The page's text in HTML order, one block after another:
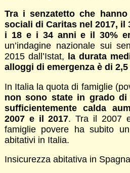
Tra i senzatetto che
sociali di Caritas nel 2017, il
i 18 e i 34 anni e il 30%
un’indagine nazionale sui
2015 dall’Istat,
la durata
alloggi di emergenza è di 2,5
In Italia la quota di famiglie
non sono state in grado di
sufficientemente calda
2007 e il 2017. Tra il 2007
famiglie povere ha subito
abitativi in Italia.
Insicurezza abitativa in